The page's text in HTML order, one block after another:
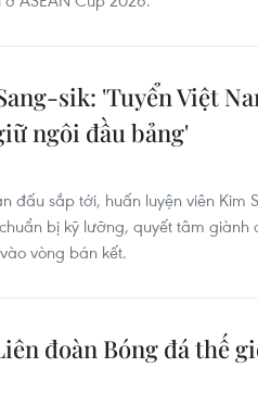
sik: 'Tuyển Việt
ngôi đầu bảng'
đấu sắp tới, huấn luyện viên Kim
bị kỹ lưỡng, quyết tâm
vòng bán kết.
đoàn Bóng đá thế